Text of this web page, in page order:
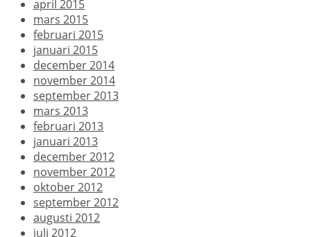
april 2015
mars 2015
februari 2015
januari 2015
december 2014
november 2014
september 2013
mars 2013
februari 2013
januari 2013
december 2012
november 2012
oktober 2012
september 2012
augusti 2012
juli 2012